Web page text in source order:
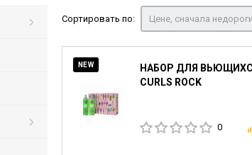
Сортировать по: Цене, сначала
NEW
НАБОР ДЛЯ
CURLS ROCK
0